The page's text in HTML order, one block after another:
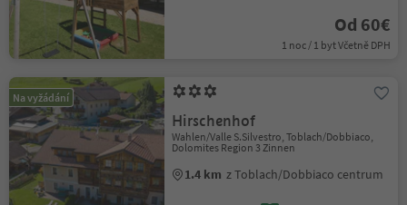
Od 60€
1 noc / 1 byt Včetně DPH
Na vyžádání
Hirschenhof
Wahlen/Valle S.Silvestro, Toblach/Dobbiaco,
Dolomites Region 3 Zinnen
1.4 km z Toblach/Dobbiaco centrum